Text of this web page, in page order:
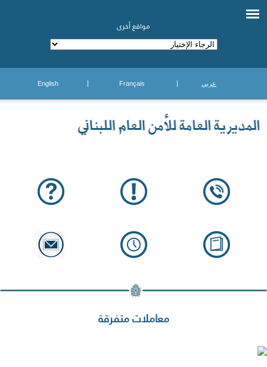
مواقع أخرى
عربي Français
English
معاملات متفرقة